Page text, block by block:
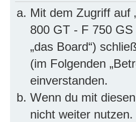
Mit dem Zugriff auf
800 GT - F 750
„das Board“)
(im Folgenden
einverstanden.
Wenn du mit
nicht weiter